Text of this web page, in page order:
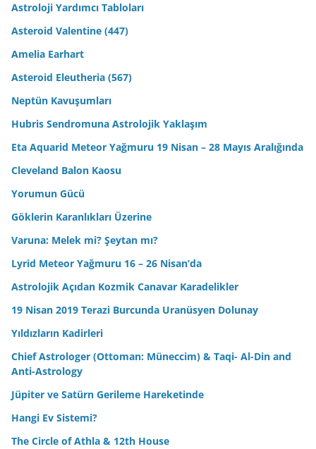
Astroloji Yardımcı Tabloları
Asteroid Valentine (447)
Amelia Earhart
Asteroid Eleutheria (567)
Neptün Kavuşumları
Hubris Sendromuna Astrolojik Yaklaşım
Eta Aquarid Meteor Yağmuru 19 Nisan – 28 Mayıs Aralığında
Cleveland Balon Kaosu
Yorumun Gücü
Göklerin Karanlıkları Üzerine
Varuna: Melek mi? Şeytan mı?
Lyrid Meteor Yağmuru 16 – 26 Nisan’da
Astrolojik Açıdan Kozmik Canavar Karadelikler
19 Nisan 2019 Terazi Burcunda Uranüsyen Dolunay
Yıldızların Kadirleri
Chief Astrologer (Ottoman: Müneccim) & Taqi- Al-Din and
Anti-Astrology
Jüpiter ve Satürn Gerileme Hareketinde
Hangi Ev Sistemi?
The Circle of Athla & 12th House